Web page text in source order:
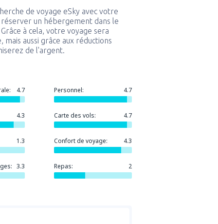
de voyage eSky avec votre
un hébergement dans le
à cela, votre voyage sera
aussi grâce aux réductions
de l'argent.
4.7 Personnel: 4.7
4.3 Carte des vols: 4.7
1.3 Confort de voyage: 4.3
3.3 Repas: 2